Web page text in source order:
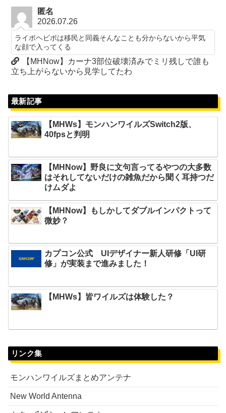
匿名
2026.07.26
ライボヘビボは移民と同義そんなことも分からないから平気
な顔で入ってくる
【MHNow】カーナ3部位破壊済みでミリ残しで誰も
立ち上がらないから見学してたわ
最新記事
【MHWs】モンハンワイルズSwitch2版、
40fpsと判明
【MHNow】野良に文句言ってるやつの大多数
はそれしてないだけの雑魚だから聞く耳持つだ
けムダよ
【MHNow】もしかしてダブルインパクトって
微妙？
カプコン公式 UIデザイナー新人研修「UI研
修」が実装まで進みました！
【MHWs】皆ワイルズは体験した？
リンク集
モンハンワイルズまとめアンテナ
New World Antenna